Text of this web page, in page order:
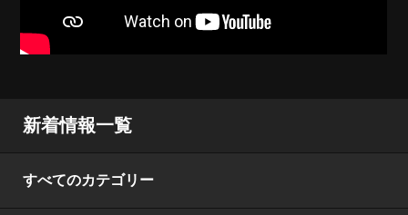
新着情報一覧
すべてのカテゴリー